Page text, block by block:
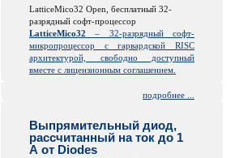
LatticeMico32 Open, бесплатный 32-
разрядный софт-процессор
LatticeMico32 – 32-разрядный софт-
микропроцессор с гарвардской RISC
архитектурой, свободно доступный
вместе с лицензионным соглашением.
подробнее ...
Выпрямительный диод,
рассчитанный на ток до 1
А от Diodes